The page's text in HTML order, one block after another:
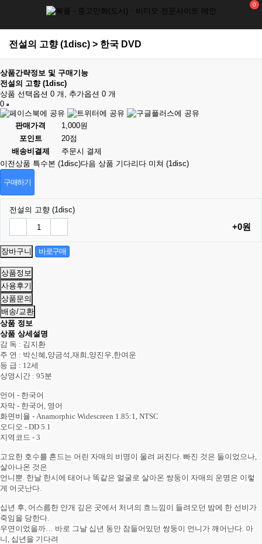
0
전설의 고향 (1disc) > 한국 DVD
상품간략정보 및 구매기능
전설의 고향 (1disc)
상품 선택옵션 0 개, 추가옵션 0 개
0
판매가격
1,000원
포인트
20점
배송비결제
주문시 결제
이전상품 특수본 (1disc)다음 상품 기다리다 미쳐 (1disc)
구매하기
전설의 고향 (1disc)
+0원
상품정보
사용후기
상품문의
배송/교환
상품 정보
상품 상세설명
감 독 : 김지환
주 연 : 박신혜,양금석,재희,양진우,한여운
등 급 : 12세
상영시간 : 95분
언어 - 한국어
자막 - 한국어, 영어
화면비율 - Anamorphic Widescreen 1.85:1, NTSC
오디오 - DD 5.1
지역코드 - 3
고요한 호수를 흔드는 어린 자매의 비명이 울려 퍼진다. 빠진 것은 둘이었으나,
살아나온 것은
언니뿐. 한날 한시에 태어나 똑같은 얼굴로 살아온 쌍둥이 자매의 운명은 이렇
게 어긋난다.
십년 후, 어스름한 안개 깊은 곳에서 처녀의 흐느낌이 들려오던 밤에 한 선비가
죽임을 당한다.
우연이었을까… 바로 그날 십년 동안 잠들어있던 쌍둥이 언니가 깨어난다. 아
니, 십년을 기다려